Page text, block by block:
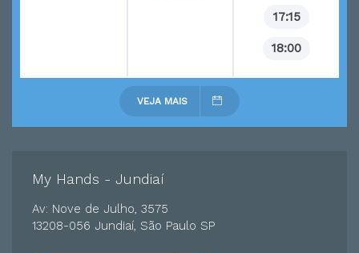
17:15
18:00
VEJA MAIS
My Hands - Jundiaí
Av: Nove de Julho, 3575
13208-056 Jundiaí, São Paulo SP